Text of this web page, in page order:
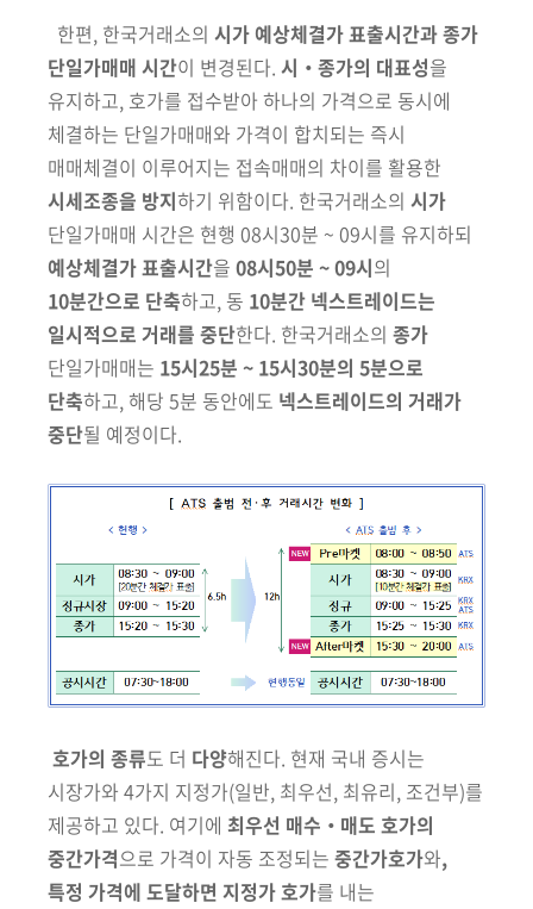
한편, 한국거래소의 시가 예상체결가 표출시간과 종가
단일가매매 시간이 변경된다. 시‧종가의 대표성을
유지하고, 호가를 접수받아 하나의 가격으로 동시에
체결하는 단일가매매와 가격이 합치되는 즉시
매매체결이 이루어지는 접속매매의 차이를 활용한
시세조종을 방지하기 위함이다. 한국거래소의 시가
단일가매매 시간은 현행 08시30분 ~ 09시를 유지하되
예상체결가표출시간을 08시50분 ~ 09시의
10분간으로 단축하고, 동 10분간 넥스트레이드는
일시적으로 거래를 중단한다. 한국거래소의 종가
단일가매매는 15시25분 ~ 15시30분의 5분으로
단축하고, 해당 5분 동안에도 넥스트레이드의 거래가
중단될 예정이다.
호가의 종류도 더 다양해진다. 현재 국내 증시는
시장가와 4가지 지정가(일반, 최우선, 최유리, 조건부)를
제공하고 있다. 여기에 최우선 매수‧매도 호가의
중간가격으로 가격이 자동 조정되는 중간가호가와,
특정 가격에 도달하면 지정가 호가를 내는